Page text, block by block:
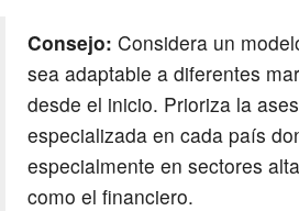
Consejo: Considera un
sea adaptable a diferentes
desde el inicio. Prioriza la
especializada en cada país
especialmente en sectores
como el financiero.